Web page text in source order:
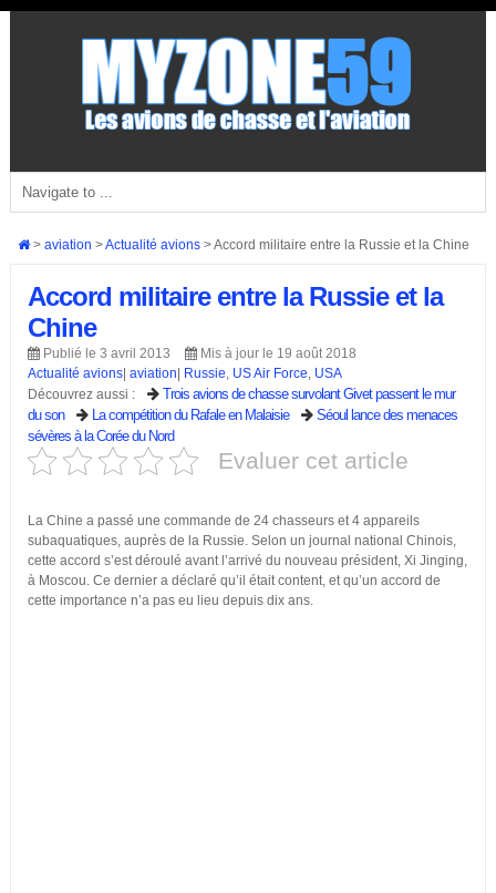
> aviation >Actualité avions>Accord militaire entre la Russie et la Chine
Accord militaire entre la Russie et la
Chine
Publié le 3 avril 2013
Mis à jour le 19 août 2018
Actualité avions| aviation Russie, US Air Force, USA
Découvrez aussi :
Trois avions de chasse survolant Givet passent le mur
du son
La compétition du Rafale en Malaisie
Séoul lance des menaces
sévères à la Corée du Nord
Evaluer cet article
La Chine a passé une commande de 24 chasseurs et 4 appareils
subaquatiques, auprès de la Russie. Selon un journal national Chinois,
cette accord s’est déroulé avant l’arrivé du nouveau président, Xi Jinging,
à Moscou. Ce dernier a déclaré qu’il était content, et qu’un accord de
cette importance n’a pas eu lieu depuis dix ans.